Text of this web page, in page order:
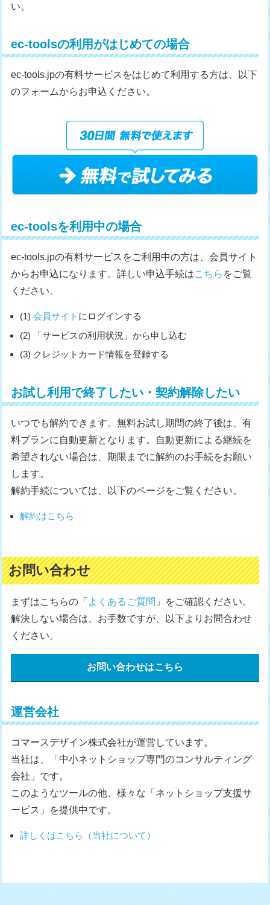
い。
ec-toolsの利用がはじめての場合
ec-tools.jpの有料サービスをはじめて利用する方は、以下
のフォームからお申込ください。
ec-toolsを利用中の場合
ec-tools.jpの有料サービスをご利用中の方は、会員サイト
からお申込になります。詳しい申込手続はこちら をご覧
ください。
(1)会員サイト にログインする
(2) 「サービスの利用状況」から申し込む
(3) クレジットカード情報を登録する
お試し利用で終了したい・契約解除したい
いつでも解約できます。無料お試し期間の終了後は、有
料プランに自動更新となります。自動更新による継続を
希望されない場合は、期限までに解約のお手続をお願い
します。
解約手続については、以下のページをご覧ください。
解約はこちら
お問い合わせ
まずはこちらの「 よくあるご質問 」をご確認ください。
解決しない場合は、お手数ですが、以下よりお問合わせ
ください。
お問い合わせはこちら
運営会社
コマースデザイン株式会社が運営しています。
当社は、「中小ネットショップ専門のコンサルティング
会社」です。
このようなツールの他、様々な「ネットショップ支援サ
ービス」を提供中です。
詳しくはこちら（当社について）